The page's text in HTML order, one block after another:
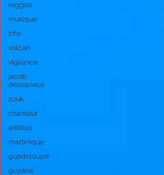
reggae
musique
info
volcan
vigilance
jacob
desvarieux
zouk
chanteur
antilles
martinique
guadeloupe
guyane